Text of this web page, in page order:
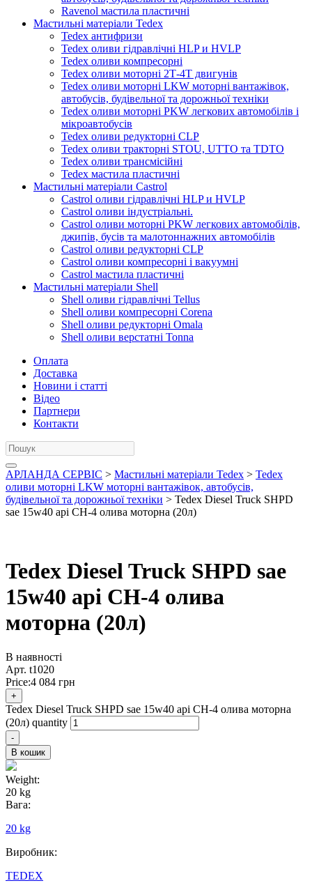
Ravenol мастила пластичні
Мастильні матеріали Tedex
Tedex антифризи
Tedex оливи гідравлічні HLP и HVLP
Tedex оливи компресорні
Tedex оливи моторні 2Т-4Т двигунів
Tedex оливи моторні LKW моторні вантажівок,
автобусів, будівельної та дорожньої техніки
Tedex оливи моторні PKW легкових автомобілів і
мікроавтобусів
Tedex оливи редукторні CLP
Tedex оливи тракторні STOU, UTTO та TDTO
Tedex оливи трансмісійні
Tedex мастила пластичні
Мастильні матеріали Castrol
Castrol оливи гідравлічні HLP и HVLP
Castrol оливи індустріальні.
Castrol оливи моторні PKW легкових автомобілів,
джипів, бусів та малотоннажних автомобілів
Castrol оливи редукторні CLP
Castrol оливи компресорні і вакуумні
Castrol мастила пластичні
Мастильні матеріали Shell
Shell оливи гідравлічні Tellus
Shell оливи компресорні Corena
Shell оливи редукторні Omala
Shell оливи верстатні Tonna
Оплата
Доставка
Новини і статті
Відео
Партнери
Контакти
АРЛАНДА СЕРВІС > Мастильні матеріали Tedex > Tedex
оливи моторні LKW моторні вантажівок, автобусів,
будівельної та дорожньої техніки > Tedex Diesel Truck SHPD
sae 15w40 api CH-4 олива моторна (20л)
Tedex Diesel Truck SHPD sae
15w40 api CH-4 олива
моторна (20л)
В наявності
Арт. t1020
Price:4 084 грн
+
Tedex Diesel Truck SHPD sae 15w40 api CH-4 олива моторна
(20л) quantity
-
В кошик
Weight:
20 kg
Вага:
20 kg
Виробник:
TEDEX